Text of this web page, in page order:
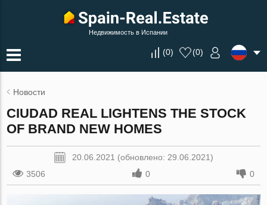
Недвижимость в Испании
(0) (0)
Новости
CIUDAD REAL LIGHTENS THE STOCK
OF BRAND NEW HOMES
20.06.2021 (обновлено: 29.06.2021)
3506
0 0